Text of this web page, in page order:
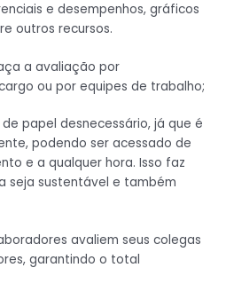
e desempenhos, gráficos
outros recursos.
a avaliação por
ou por equipes de trabalho;
papel desnecessário, já que é
podendo ser acessado de
e a qualquer hora. Isso faz
seja sustentável e também
avaliem seus colegas
garantindo o total